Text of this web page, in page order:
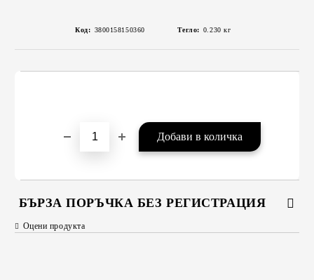
Код: 3800158150360 Тегло: 0.230 кг
БЪРЗА ПОРЪЧКА БЕЗ РЕГИСТРАЦИЯ
Оцени продукта